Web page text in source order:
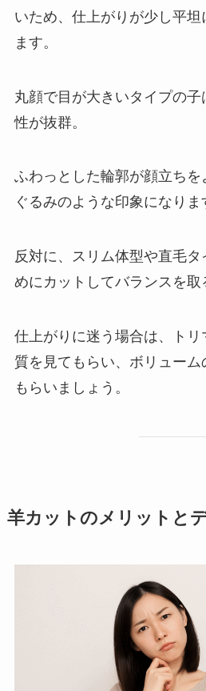
いため、仕上がりが少し平坦
ます。
丸顔で目が大きいタイプの
性が抜群。
ふわっとした輪郭が顔立ち
ぐるみのような印象になりま
反対に、スリム体型や直毛
めにカットしてバランスを取
仕上がりに迷う場合は、ト
質を見てもらい、ボリュー
もらいましょう。
羊カットのメリットと